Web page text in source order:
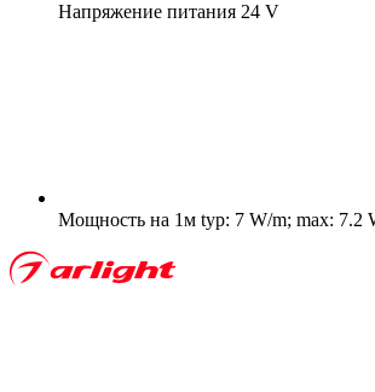
Напряжение питания 24 V
Мощность на 1м typ: 7 W/m; max: 7.2